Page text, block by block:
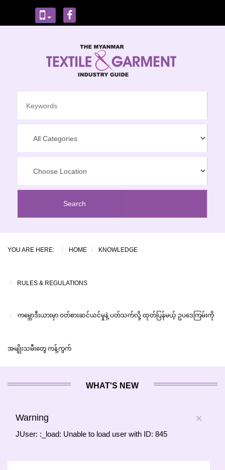
YOU ARE HERE: HOME KNOWLEDGE
RULES & REGULATIONS
ကမ္ဘောဒီးယားမှာ ဝတ်စားဆင်ယင်မှုနဲ့ ပတ်သက်လို့ ထုတ်ပြန်မယ့် ဥပဒေကြမ်းကို
အမျိုးသမီးတွေ ကန့်ကွက်
WHAT'S NEW
×
Warning
JUser: :_load: Unable to load user with ID: 845